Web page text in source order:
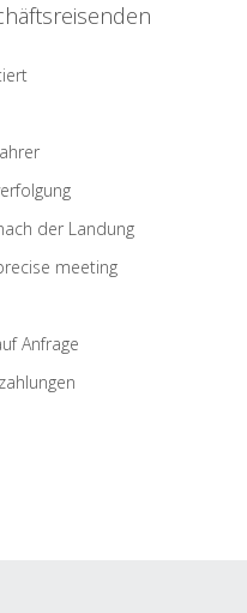
der Landung
meeting
Anfrage